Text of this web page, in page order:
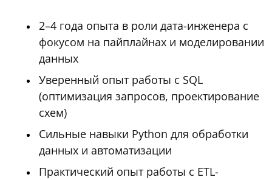
2–4 года опыта в роли дата-инженера с
фокусом на пайплайнах и моделировании
данных
Уверенный опыт работы с SQL
(оптимизация запросов, проектирование
схем)
Сильные навыки Python для обработки
данных и автоматизации
Практический опыт работы с ETL-